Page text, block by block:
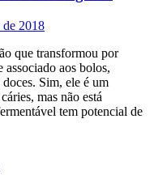
de 2018
que transformou por
aos bolos,
Sim, ele é um
mas não está
tem potencial de